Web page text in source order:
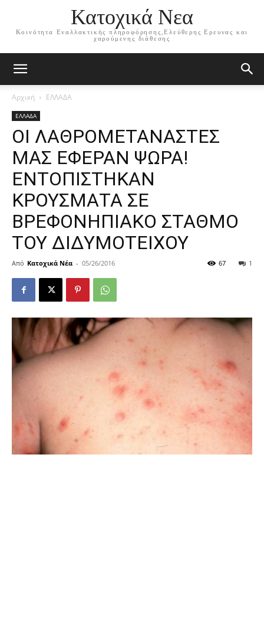
Κατοχικά Νεα
Κοινότητα Εναλλακτικής πληροφόρησης,Ελεύθερης Ερευνας και
χαρούμενης διάθεσης
Αρχική ΕΛΛΑΔΑ
ΕΛΛΑΔΑ
OΙ ΛΑΘΡΟΜΕΤΑΝΑΣΤΕΣ
ΜΑΣ ΕΦΕΡΑΝ ΨΩΡΑ!
ΕΝΤΟΠΙΣΤΗΚΑΝ
ΚΡΟΥΣΜΑΤΑ ΣΕ
ΒΡΕΦΟΝΗΠΙΑΚΟ ΣΤΑΘΜΟ
ΤΟΥ ΔΙΔΥΜΟΤΕΙΧΟΥ
Από Κατοχικά Νέα - 05/26/2016 1
67